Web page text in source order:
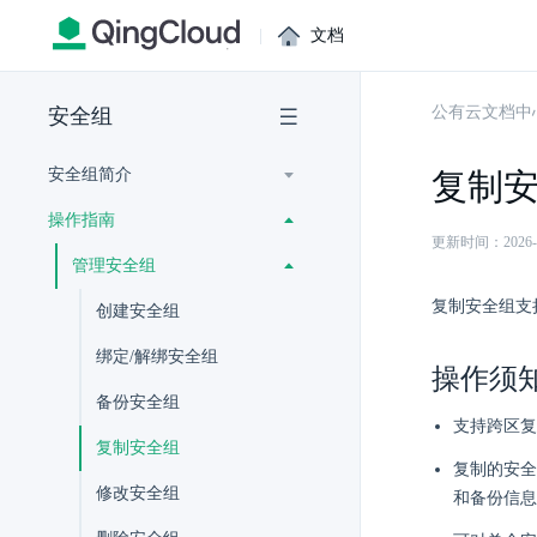
| 文档
安全组
安全组简介
操作指南
管理安全组
创建安全组
绑定/解绑安全组
备份安全组
复制安全组
修改安全组
公有云文档中
复制
更新时间：
复制安全组
操作须
支持跨区
复制的安
和备份信